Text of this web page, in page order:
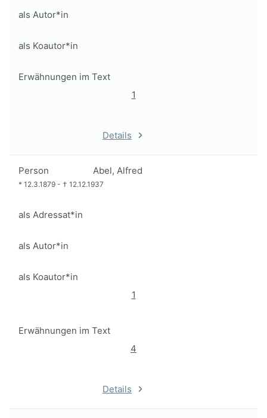
als Autor*in
als Koautor*in
Erwähnungen im Text
1
Details
Person Abel, Alfred
* 12.3.1879 - † 12.12.1937
als Adressat*in
als Autor*in
als Koautor*in
1
Erwähnungen im Text
4
Details